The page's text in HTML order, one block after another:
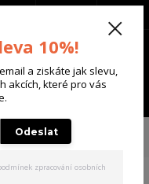
Menu
cargo šortky Shards Cargo
10%!
a ziskáte jak slevu,
akcích, které pro vás
Odeslat
zpracování osobních